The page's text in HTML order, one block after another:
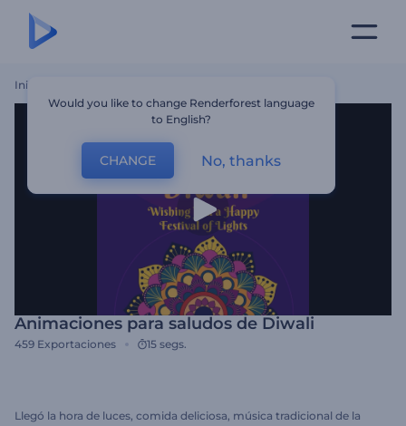
Inicio
Animaciones para saludos de Diwali
459 Exportaciones 15 segs.
Llegó la hora de luces, comida deliciosa, música tradicional de la
Would you like to change Renderforest language
to English?
CHANGE No, thanks